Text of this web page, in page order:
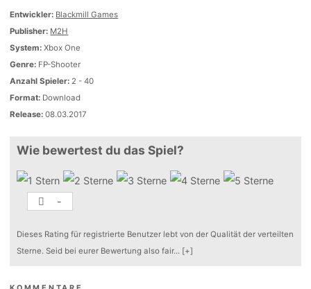
Entwickler: Blackmill Games
Publisher: M2H
System: Xbox One
Genre: FP-Shooter
Anzahl Spieler: 2 - 40
Format: Download
Release: 08.03.2017
Wie bewertest du das Spiel?
-
Dieses Rating für registrierte Benutzer lebt von der Qualität der verteilten
Sterne. Seid bei eurer Bewertung also fair... [+]